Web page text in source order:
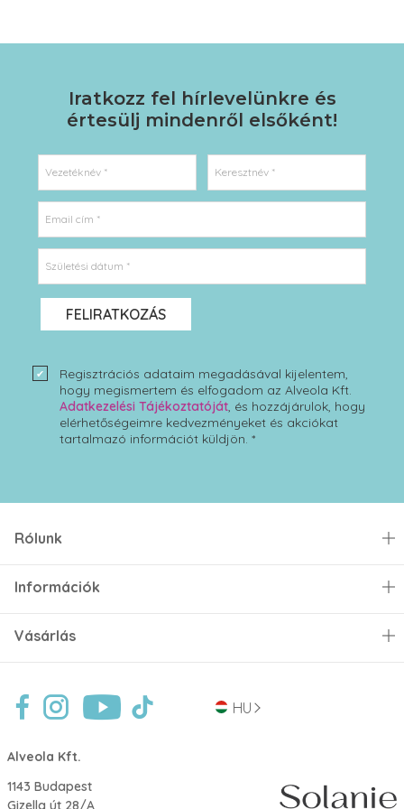
Iratkozz fel hírlevelünkre és
értesülj mindenről elsőként!
Vezetéknév * Keresztnév *
Email cím *
Születési dátum *
FELIRATKOZÁS
Regisztrációs adataim megadásával kijelentem,
hogy megismertem és elfogadom az Alveola Kft.
Adatkezelési Tájékoztatóját, és hozzájárulok, hogy
elérhetőségeimre kedvezményeket és akciókat
tartalmazó információt küldjön. *
HU
Alveola Kft.
1143 Budapest
Gizella út 28/A
Rólunk
Információk
Vásárlás